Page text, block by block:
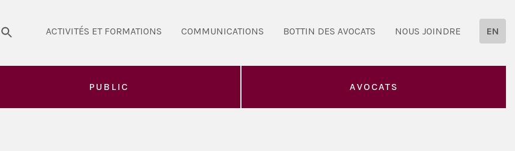
ACTIVITÉS ET FORMATIONS COMMUNICATIONS BOTTIN DES AVOCATS NOUS JOINDRE EN
PUBLIC AVOCATS